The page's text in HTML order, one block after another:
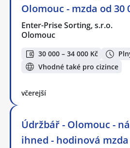
Olomouc - mzda od 30
Enter-Prise Sorting, s.r.o.
Olomouc
30 000 – 34 000 Kč
Vhodné také pro cizince
včerejší
Údržbář - Olomouc -
ihned - hodinová mzda